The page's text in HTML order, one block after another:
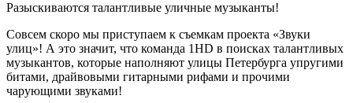
Разыскиваются талантливые уличные музыканты!
Совсем скоро мы приступаем к съемкам проекта «Звуки
улиц»! А это значит, что команда 1HD в поисках талантливых
музыкантов, которые наполняют улицы Петербурга упругими
битами, драйвовыми гитарными рифами и прочими
чарующими звуками!